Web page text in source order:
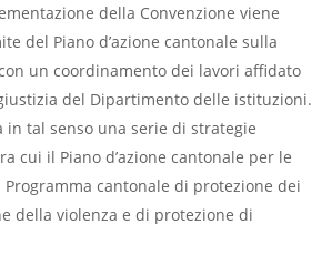
della Convenzione viene
del Piano d’azione cantonale sulla
un coordinamento dei lavori affidato
del Dipartimento delle istituzioni.
in tal senso una serie di strategie
cui il Piano d’azione cantonale per le
cantonale di protezione dei
della violenza e di protezione di